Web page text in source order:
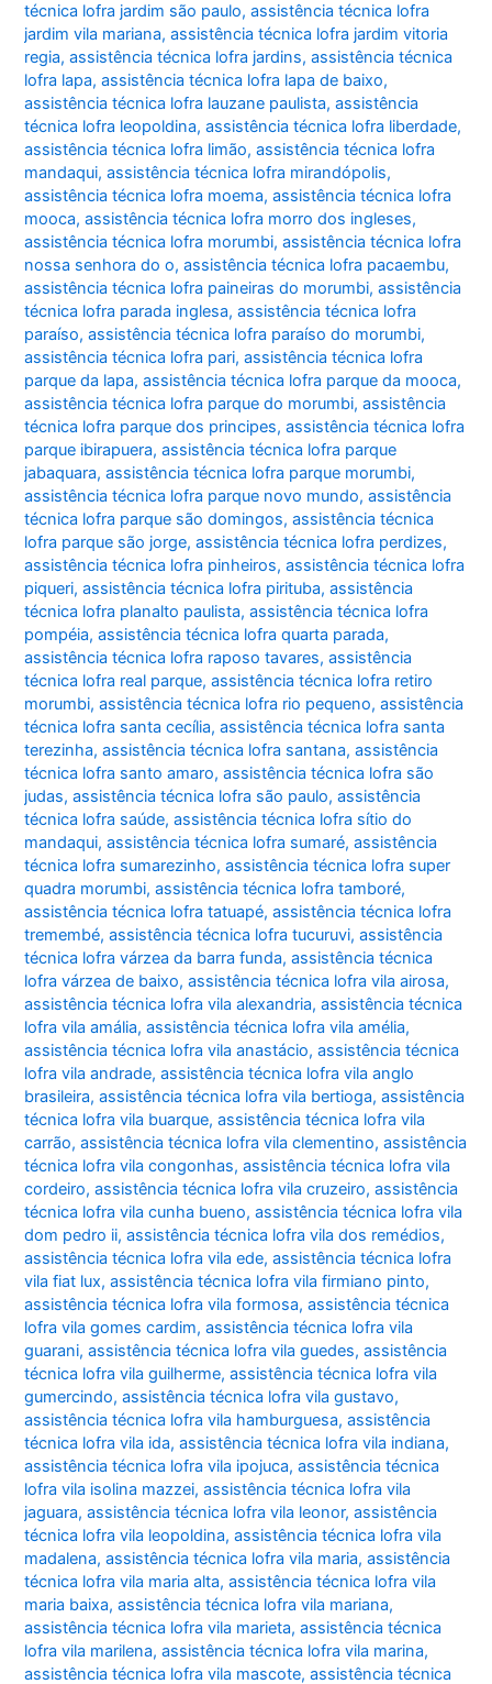
técnica lofra jardim são paulo,assistência técnica lofra
jardim vila mariana,assistência técnica lofra jardim vitoria
regia,assistência técnica lofra jardins,assistência técnica
lofra lapa,assistência técnica lofra lapa de baixo,
assistência técnica lofra lauzane paulista,assistência
técnica lofra leopoldina,assistência técnica lofra liberdade,
assistência técnica lofra limão,assistência técnica lofra
mandaqui,assistência técnica lofra mirandópolis,
assistência técnica lofra moema,assistência técnica lofra
mooca,assistência técnica lofra morro dos ingleses,
assistência técnica lofra morumbi,assistência técnica lofra
nossa senhora do o,assistência técnica lofra pacaembu,
assistência técnica lofra paineiras do morumbi,assistência
técnica lofra parada inglesa,assistência técnica lofra
paraíso,assistência técnica lofra paraíso do morumbi,
assistência técnica lofra pari,assistência técnica lofra
parque da lapa,assistência técnica lofra parque da mooca,
assistência técnica lofra parque do morumbi,assistência
técnica lofra parque dos principes,assistência técnica lofra
parque ibirapuera,assistência técnica lofra parque
jabaquara,assistência técnica lofra parque morumbi,
assistência técnica lofra parque novo mundo,assistência
técnica lofra parque são domingos,assistência técnica
lofra parque são jorge,assistência técnica lofra perdizes,
assistência técnica lofra pinheiros,assistência técnica lofra
piqueri,assistência técnica lofra pirituba,assistência
técnica lofra planalto paulista,assistência técnica lofra
pompéia,assistência técnica lofra quarta parada,
assistência técnica lofra raposo tavares,assistência
técnica lofra real parque,assistência técnica lofra retiro
morumbi,assistência técnica lofra rio pequeno,assistência
técnica lofra santa cecília,assistência técnica lofra santa
terezinha,assistência técnica lofra santana,assistência
técnica lofra santo amaro,assistência técnica lofra são
judas,assistência técnica lofra são paulo,assistência
técnica lofra saúde,assistência técnica lofra sítio do
mandaqui,assistência técnica lofra sumaré,assistência
técnica lofra sumarezinho,assistência técnica lofra super
quadra morumbi,assistência técnica lofra tamboré,
assistência técnica lofra tatuapé,assistência técnica lofra
tremembé,assistência técnica lofra tucuruvi,assistência
técnica lofra várzea da barra funda,assistência técnica
lofra várzea de baixo,assistência técnica lofra vila airosa,
assistência técnica lofra vila alexandria,assistência técnica
lofra vila amália,assistência técnica lofra vila amélia,
assistência técnica lofra vila anastácio,assistência técnica
lofra vila andrade,assistência técnica lofra vila anglo
brasileira,assistência técnica lofra vila bertioga,assistência
técnica lofra vila buarque,assistência técnica lofra vila
carrão,assistência técnica lofra vila clementino,assistência
técnica lofra vila congonhas,assistência técnica lofra vila
cordeiro,assistência técnica lofra vila cruzeiro,assistência
técnica lofra vila cunha bueno,assistência técnica lofra vila
dom pedro ii,assistência técnica lofra vila dos remédios,
assistência técnica lofra vila ede,assistência técnica lofra
vila fiat lux,assistência técnica lofra vila firmiano pinto,
assistência técnica lofra vila formosa,assistência técnica
lofra vila gomes cardim,assistência técnica lofra vila
guarani,assistência técnica lofra vila guedes,assistência
técnica lofra vila guilherme,assistência técnica lofra vila
gumercindo,assistência técnica lofra vila gustavo,
assistência técnica lofra vila hamburguesa,assistência
técnica lofra vila ida,assistência técnica lofra vila indiana,
assistência técnica lofra vila ipojuca,assistência técnica
lofra vila isolina mazzei,assistência técnica lofra vila
jaguara,assistência técnica lofra vila leonor,assistência
técnica lofra vila leopoldina,assistência técnica lofra vila
madalena,assistência técnica lofra vila maria,assistência
técnica lofra vila maria alta,assistência técnica lofra vila
maria baixa,assistência técnica lofra vila mariana,
assistência técnica lofra vila marieta,assistência técnica
lofra vila marilena,assistência técnica lofra vila marina,
assistência técnica lofra vila mascote,assistência técnica